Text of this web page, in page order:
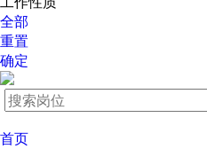
全部
重置
确定
首页